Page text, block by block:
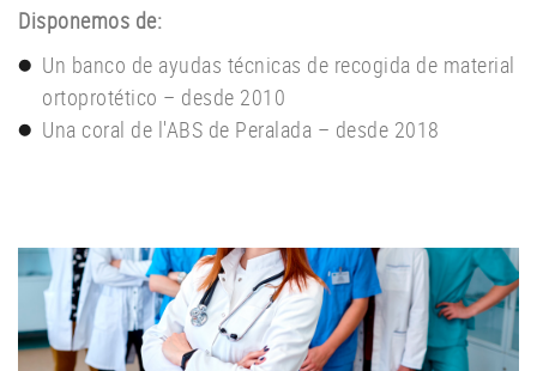
Disponemos de:
Un banco de ayudas técnicas de recogida de material
ortoprotético – desde 2010
Una coral de l'ABS de Peralada – desde 2018